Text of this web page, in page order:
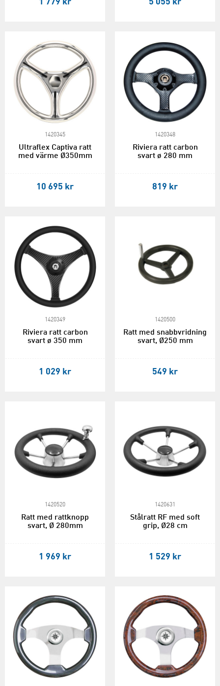
1 779 kr 5 055 kr
1420345
Ultraflex Captiva ratt
med värme Ø350mm
10 695 kr
1420348
Riviera ratt carbon
svart ø 280 mm
819 kr
1420349
Riviera ratt carbon
svart ø 350 mm
1 029 kr
1420500
Ratt med snabbvridning
svart, Ø250 mm
549 kr
1420520
Ratt med rattknopp
svart, Ø 280mm
1 969 kr
1420631
Stålratt RF med soft
grip, Ø28 cm
1 529 kr